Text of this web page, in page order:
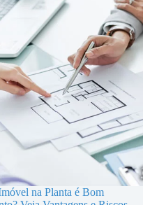
na Planta é Bom